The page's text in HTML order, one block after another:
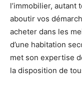
l’immobilier,
aboutir vos
acheter dans les
d’une habitation
met son expertise
la disposition de